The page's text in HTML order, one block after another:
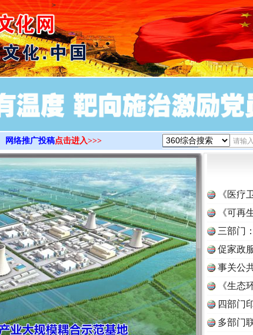
>
网络推广投稿点击进入>>>
《医疗
《可再
三部门
促家政
事关公
《生态
读
四部门
多部门